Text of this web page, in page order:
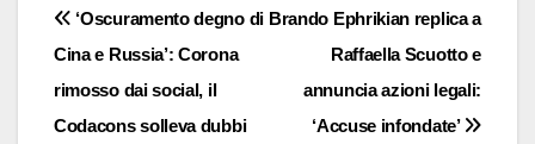
Navigazione
articoli
Brando Ephrikian replica a
Raffaella Scuotto e
annuncia azioni legali:
‘Accuse infondate’
‘Oscuramento degno di
Cina e Russia’: Corona
rimosso dai social, il
Codacons solleva dubbi